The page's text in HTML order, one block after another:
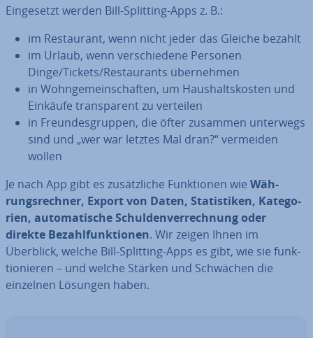
Ein­ge­setzt werden Bill-Splitting-Apps z. B.:
im Re­stau­rant, wenn nicht jeder das Gleiche bezahlt
im Urlaub, wenn ver­schie­de­ne Personen
Dinge/Tickets/Re­stau­rants über­neh­men
in Wohn­ge­mein­schaf­ten, um Haus­halts­kos­ten und
Einkäufe trans­pa­rent zu verteilen
in Freun­des­grup­pen, die öfter zusammen unterwegs
sind und „wer war letztes Mal dran?“ vermeiden
wollen
Je nach App gibt es zu­sätz­li­che Funk­tio­nen wie Wäh­
rungs­rech­ner, Export von Daten, Sta­tis­ti­ken, Ka­te­go­
rien, au­to­ma­ti­sche Schul­den­ver­rech­nung oder
direkte Be­zahl­funk­tio­nen. Wir zeigen Ihnen im
Überblick, welche Bill-Splitting-Apps es gibt, wie sie funk­
tio­nie­ren – und welche Stärken und Schwächen die
einzelnen Lösungen haben.